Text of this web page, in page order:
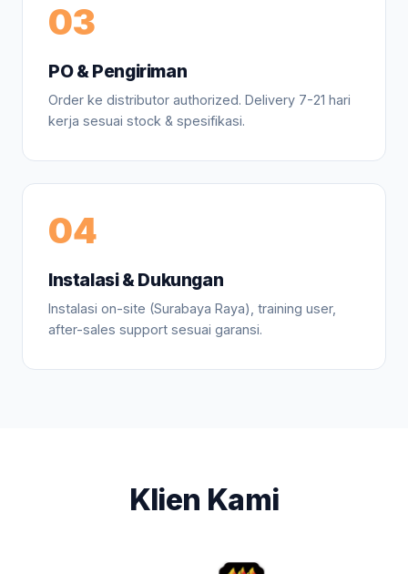
03
PO & Pengiriman
Order ke distributor authorized. Delivery 7-21 hari
kerja sesuai stock & spesifikasi.
04
Instalasi & Dukungan
Instalasi on-site (Surabaya Raya), training user,
after-sales support sesuai garansi.
Klien Kami